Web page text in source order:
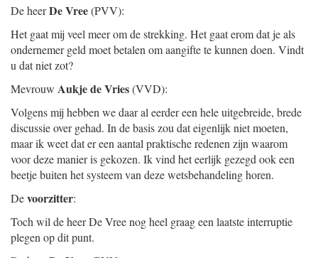
De heerDe Vree(PVV):
Het gaat mij veel meer om de strekking. Het gaat erom dat je als
ondernemer geld moet betalen om aangifte te kunnen doen. Vindt
u dat niet zot?
Mevrouw Aukje de Vries(VVD):
Volgens mij hebben we daar al eerder een hele uitgebreide, brede
discussie over gehad. In de basis zou dat eigenlijk niet moeten,
maar ik weet dat er een aantal praktische redenen zijn waarom
voor deze manier is gekozen. Ik vind het eerlijk gezegd ook een
beetje buiten het systeem van deze wetsbehandeling horen.
Devoorzitter:
Toch wil de heer De Vree nog heel graag een laatste interruptie
plegen op dit punt.